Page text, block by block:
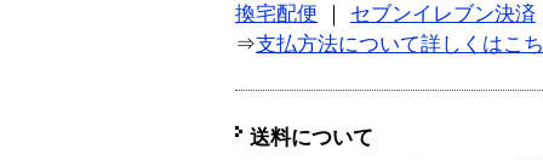
換宅配便
セブンイレブン決済
⇒支払方法について詳しくはこ
送料について